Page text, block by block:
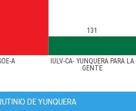
A
IULV-CA- YUNQUERA PARA LA
GENTE
131
DE YUNQUERA